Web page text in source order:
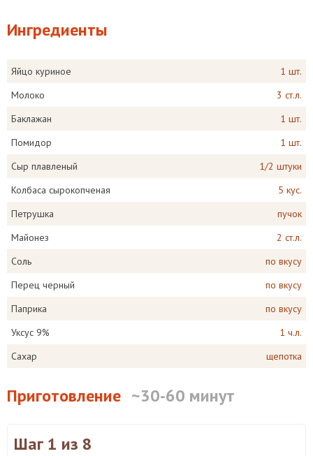
Ингредиенты
Яйцо куриное
1 шт.
Молоко
3 ст.л.
Баклажан
1 шт.
Помидор
1 шт.
Сыр плавленый
1/2 штуки
Колбаса сырокопченая
5 кус.
Петрушка
пучок
Майонез
2 ст.л.
Соль
по вкусу
Перец черный
по вкусу
Паприка
по вкусу
Уксус 9%
1 ч.л.
Сахар
щепотка
Приготовление ~30-60 минут
Шаг 1 из 8